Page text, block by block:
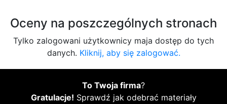
Oceny na poszczególnych stronach
Tylko zalogowani użytkownicy maja dostęp do tych
danych. Kliknij, aby się zalogować.
To Twoja firma?
Gratulacje! Sprawdź jak odebrać materiały